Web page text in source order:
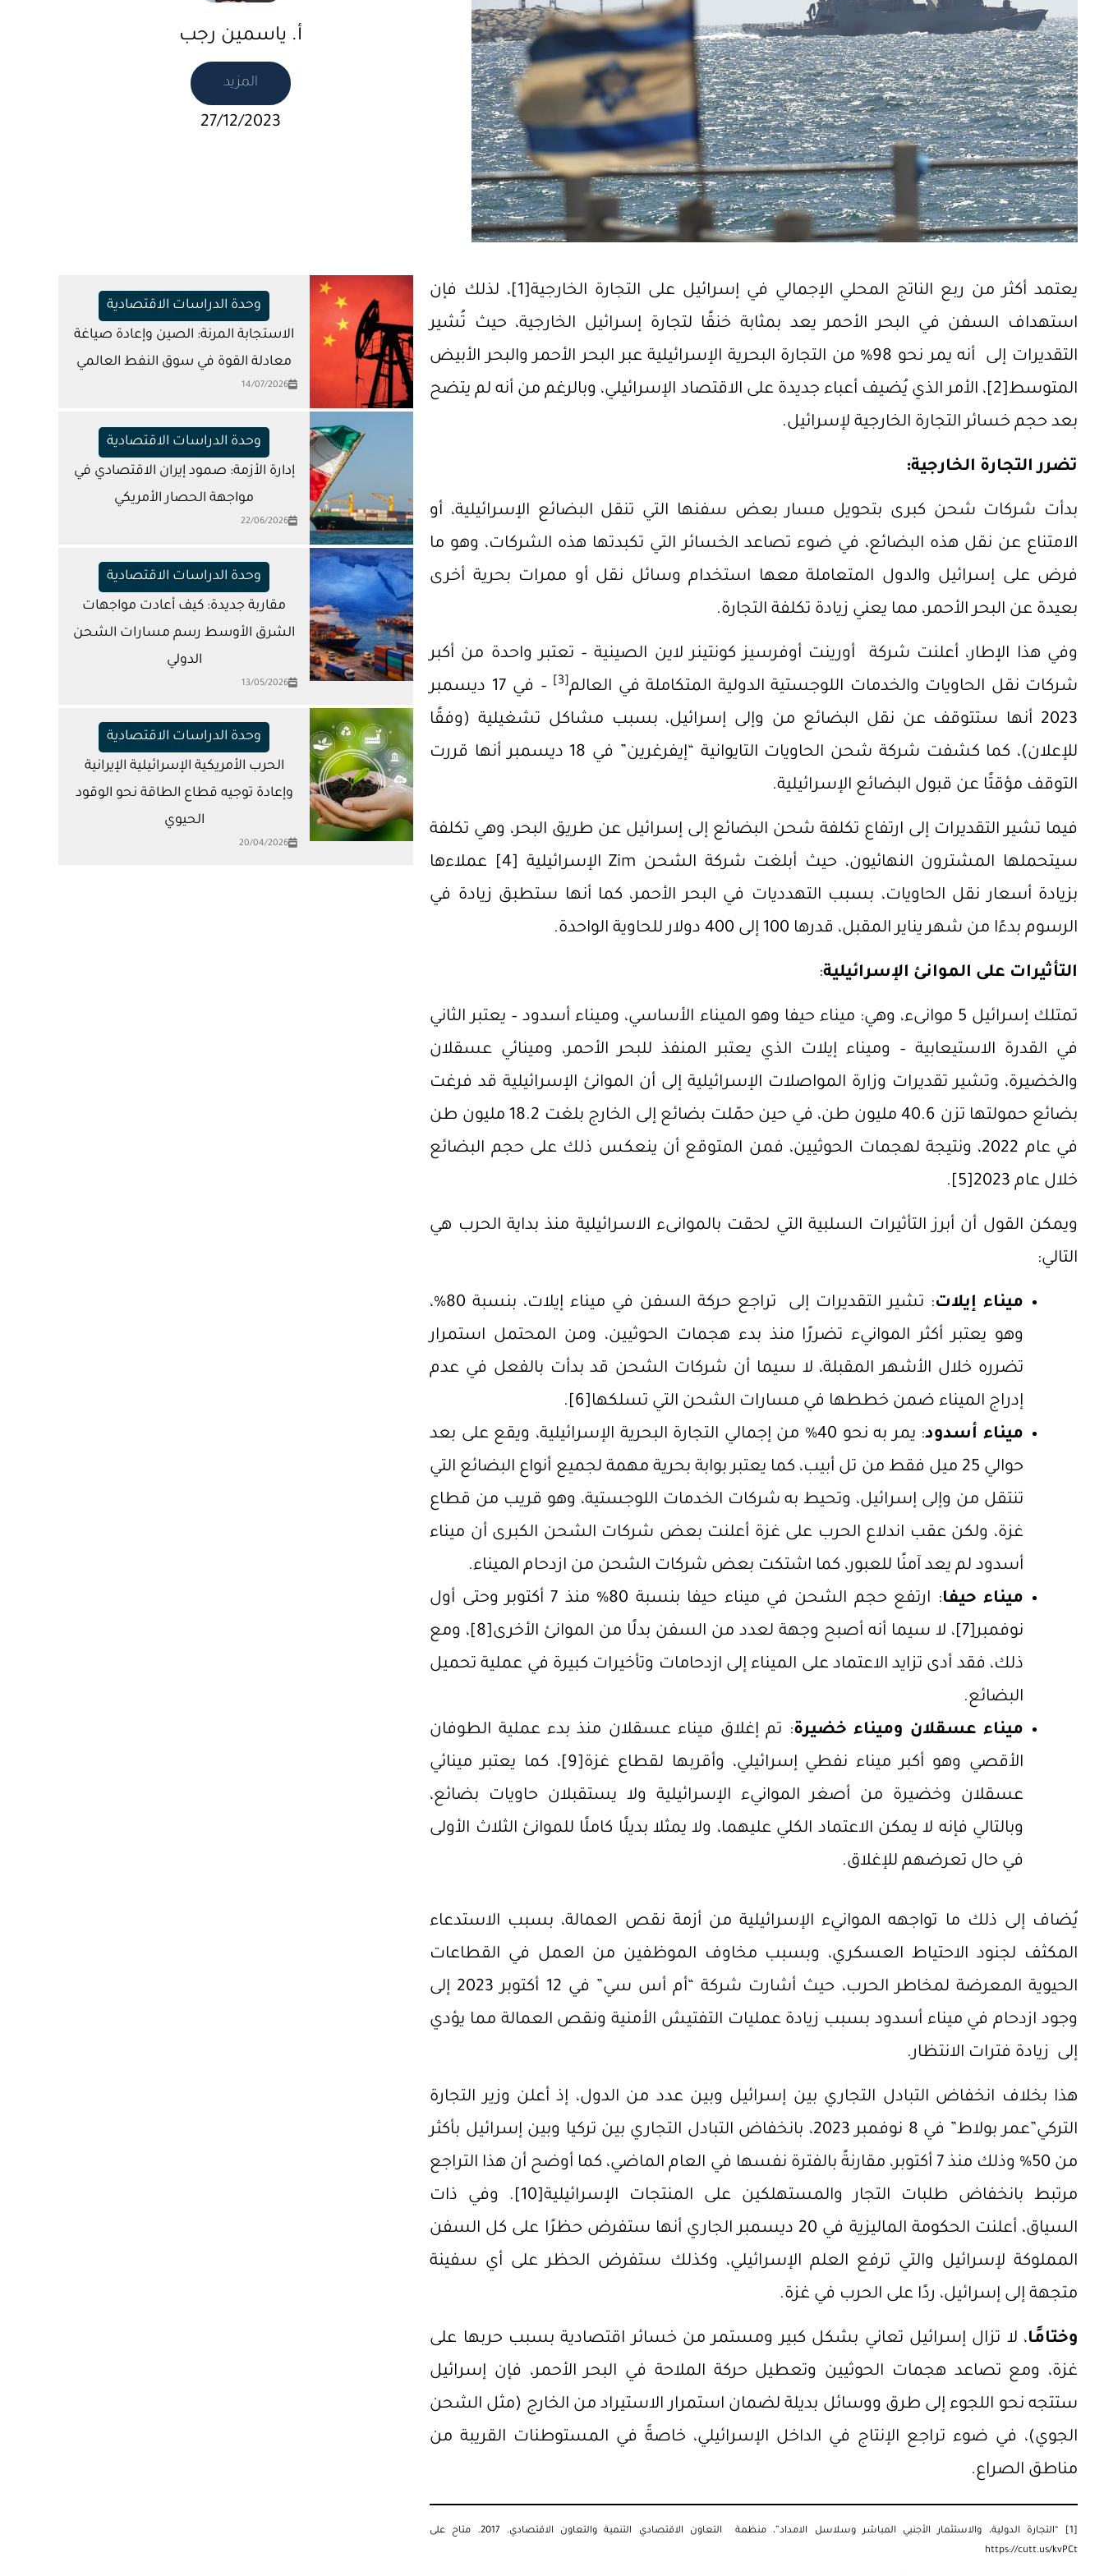
أ. ياسمين رجب
المزيد
27/12/2023
يعتمد أكثر من ربع الناتج المحلي الإجمالي في إسرائيل على التجارة الخارجية[1]
، لذلك فإن
استهداف السفن في البحر الأحمر يعد بمثابة خنقًا لتجارة إسرائيل الخارجية، حيث تُشير
التقديرات إلى أنه يمر نحو 98% من التجارة البحرية الإسرائيلية عبر البحر الأحمر والبحر الأبيض
المتوسط[2]
، الأمر الذي يُضيف أعباء جديدة على الاقتصاد الإسرائيلي، وبالرغم من أنه لم يتضح
بعد حجم خسائر التجارة الخارجية لإسرائيل.
تضرر التجارة الخارجية:
بدأت شركات شحن كبرى بتحويل مسار بعض سفنها التي تنقل البضائع الإسرائيلية، أو
الامتناع عن نقل هذه البضائع، في ضوء تصاعد الخسائر التي تكبدتها هذه الشركات، وهو ما
فرض على إسرائيل والدول المتعاملة معها استخدام وسائل نقل أو ممرات بحرية أخرى
بعيدة عن البحر الأحمر، مما يعني زيادة تكلفة التجارة.
وفي هذا الإطار، أعلنت شركة أورينت أوفرسيز كونتينر لاين الصينية – تعتبر واحدة من أكبر
شركات نقل الحاويات والخدمات اللوجستية الدولية المتكاملة في العالم[3]
– في 17 ديسمبر
2023 أنها ستتوقف عن نقل البضائع من وإلى إسرائيل، بسبب مشاكل تشغيلية (وفقًا
للإعلان)، كما كشفت شركة شحن الحاويات التايوانية “إيفرغرين” في 18 ديسمبر أنها قررت
التوقف مؤقتًا عن قبول البضائع الإسرائيلية.
فيما تشير التقديرات إلى ارتفاع تكلفة شحن البضائع إلى إسرائيل عن طريق البحر، وهي تكلفة
سيتحملها المشترون النهائيون، حيث أبلغت شركة الشحن Zim الإسرائيلية
[4]
عملاءها
بزيادة أسعار نقل الحاويات، بسبب التهدديات في البحر الأحمر، كما أنها ستطبق زيادة في
الرسوم بدءًا من شهر يناير المقبل، قدرها 100 إلى 400 دولار للحاوية الواحدة.
التأثيرات على الموانئ الإسرائيلية:
تمتلك إسرائيل 5 موانىء، وهي: ميناء حيفا وهو الميناء الأساسي، وميناء أسدود – يعتبر الثاني
في القدرة الاستيعابية – وميناء إيلات الذي يعتبر المنفذ للبحر الأحمر، ومينائي عسقلان
والخضيرة، وتشير تقديرات وزارة المواصلات الإسرائيلية إلى أن الموانئ الإسرائيلية قد فرغت
بضائع حمولتها تزن 40.6 مليون طن، في حين حمّلت بضائع إلى الخارج بلغت 18.2 مليون طن
في عام 2022، ونتيجة لهجمات الحوثيين، فمن المتوقع أن ينعكس ذلك على حجم البضائع
خلال عام 2023
[5]
.
ويمكن القول أن أبرز التأثيرات السلبية التي لحقت بالموانىء الاسرائيلية منذ بداية الحرب هي
التالي:
ميناء إيلات
: تشير التقديرات إلى تراجع حركة السفن في ميناء إيلات، بنسبة 80%،
وهو يعتبر أكثر الموانيء تضررًا منذ بدء هجمات الحوثيين، ومن المحتمل استمرار
تضرره خلال الأشهر المقبلة، لا سيما أن شركات الشحن قد بدأت بالفعل في عدم
إدراج الميناء ضمن خططها في مسارات الشحن التي تسلكها [6]
.
ميناء أسدود
: يمر به نحو 40% من إجمالي التجارة البحرية الإسرائيلية، ويقع على بعد
حوالي 25 ميل فقط من تل أبيب، كما يعتبر بوابة بحرية مهمة لجميع أنواع البضائع التي
تنتقل من وإلى إسرائيل، وتحيط به شركات الخدمات اللوجستية، وهو قريب من قطاع
غزة، ولكن عقب اندلاع الحرب على غزة أعلنت بعض شركات الشحن الكبرى أن ميناء
أسدود لم يعد آمنًا للعبور، كما اشتكت بعض شركات الشحن من ازدحام الميناء.
ميناء حيفا
: ارتفع حجم الشحن في ميناء حيفا بنسبة 80% منذ 7 أكتوبر وحتى أول
نوفمبر[7] ، لا سيما أنه أصبح وجهة لعدد من السفن بدلًا من الموانئ الأخرى[8]
، ومع
ذلك، فقد أدى تزايد الاعتماد على الميناء إلى ازدحامات وتأخيرات كبيرة في عملية تحميل
البضائع.
ميناء عسقلان وميناء خضيرة: تم إغلاق ميناء عسقلان منذ بدء عملية الطوفان
الأقصي وهو أكبر ميناء نفطي إسرائيلي، وأقربها لقطاع غزة[9]
، كما يعتبر مينائي
عسقلان وخضيرة من أصغر الموانيء الإسرائيلية ولا يستقبلان حاويات بضائع،
وبالتالي فإنه لا يمكن الاعتماد الكلي عليهما، ولا يمثلا بديلًا كاملًا للموانئ الثلاث الأولى
في حال تعرضهم للإغلاق.
يُضاف إلى ذلك ما تواجهه الموانيء الإسرائيلية من أزمة نقص العمالة، بسبب الاستدعاء
المكثف لجنود الاحتياط العسكري، وبسبب مخاوف الموظفين من العمل في القطاعات
الحيوية المعرضة لمخاطر الحرب، حيث أشارت شركة “أم أس سي” في 12 أكتوبر 2023 إلى
وجود ازدحام في ميناء أسدود بسبب زيادة عمليات التفتيش الأمنية ونقص العمالة مما يؤدي
إلى زيادة فترات الانتظار.
هذا بخلاف انخفاض التبادل التجاري بين إسرائيل وبين عدد من الدول، إذ أعلن وزير التجارة
التركي”عمر بولاط” في 8 نوفمبر 2023، بانخفاض التبادل التجاري بين تركيا وبين إسرائيل بأكثر
من 50% وذلك منذ 7 أكتوبر، مقارنةً بالفترة نفسها في العام الماضي، كما أوضح أن هذا التراجع
مرتبط بانخفاض طلبات التجار والمستهلكين على المنتجات الإسرائيلية[10]
. وفي ذات
السياق، أعلنت الحكومة الماليزية في 20 ديسمبر الجاري أنها ستفرض حظرًا على كل السفن
المملوكة لإسرائيل والتي ترفع العلم الإسرائيلي، وكذلك ستفرض الحظر على أي سفينة
متجهة إلى إسرائيل، ردًا على الحرب في غزة.
وختامًا، لا تزال إسرائيل تعاني بشكل كبير ومستمر من خسائر اقتصادية بسبب حربها على
غزة، ومع تصاعد هجمات الحوثيين وتعطيل حركة الملاحة في البحر الأحمر، فإن إسرائيل
ستتجه نحو اللجوء إلى طرق ووسائل بديلة لضمان استمرار الاستيراد من الخارج (مثل الشحن
الجوي)، في ضوء تراجع الإنتاج في الداخل الإسرائيلي، خاصةً في المستوطنات القريبة من
مناطق الصراع.
[1]
“التجارة الدولية، والاستثمار الأجنبي المباشر وسلاسل الامداد”، منظمة التعاون الاقتصادي التنمية والتعاون الاقتصادي. 2017. متاح على
https://cutt.us/kvPCt
وحدة الدراسات الاقتصادية
الاستجابة المرنة: الصين وإعادة صياغة
معادلة القوة في سوق النفط العالمي
14/07/2026
وحدة الدراسات الاقتصادية
إدارة الأزمة: صمود إيران الاقتصادي في
مواجهة الحصار الأمريكي
22/06/2026
وحدة الدراسات الاقتصادية
مقاربة جديدة: كيف أعادت مواجهات
الشرق الأوسط رسم مسارات الشحن
الدولي
13/05/2026
وحدة الدراسات الاقتصادية
الحرب الأمريكية الإسرائيلية الإيرانية
وإعادة توجيه قطاع الطاقة نحو الوقود
الحيوي
20/04/2026